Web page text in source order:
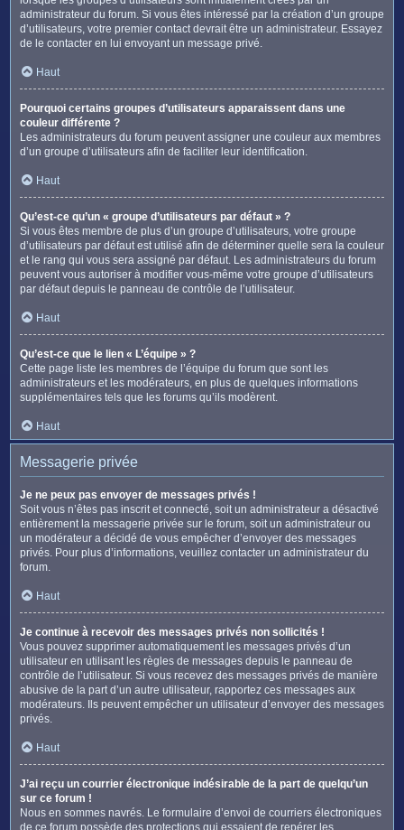
administrateur du forum. Si vous êtes intéressé par la création d’un groupe
d’utilisateurs, votre premier contact devrait être un administrateur. Essayez
de le contacter en lui envoyant un message privé.
Haut
Pourquoi certains groupes d’utilisateurs apparaissent dans une
couleur différente ?
Les administrateurs du forum peuvent assigner une couleur aux membres
d’un groupe d’utilisateurs afin de faciliter leur identification.
Haut
Qu’est-ce qu’un « groupe d’utilisateurs par défaut » ?
Si vous êtes membre de plus d’un groupe d’utilisateurs, votre groupe
d’utilisateurs par défaut est utilisé afin de déterminer quelle sera la couleur
et le rang qui vous sera assigné par défaut. Les administrateurs du forum
peuvent vous autoriser à modifier vous-même votre groupe d’utilisateurs
par défaut depuis le panneau de contrôle de l’utilisateur.
Haut
Qu’est-ce que le lien « L’équipe » ?
Cette page liste les membres de l’équipe du forum que sont les
administrateurs et les modérateurs, en plus de quelques informations
supplémentaires tels que les forums qu’ils modèrent.
Haut
Messagerie privée
Je ne peux pas envoyer de messages privés !
Soit vous n’êtes pas inscrit et connecté, soit un administrateur a désactivé
entièrement la messagerie privée sur le forum, soit un administrateur ou
un modérateur a décidé de vous empêcher d’envoyer des messages
privés. Pour plus d’informations, veuillez contacter un administrateur du
forum.
Haut
Je continue à recevoir des messages privés non sollicités !
Vous pouvez supprimer automatiquement les messages privés d’un
utilisateur en utilisant les règles de messages depuis le panneau de
contrôle de l’utilisateur. Si vous recevez des messages privés de manière
abusive de la part d’un autre utilisateur, rapportez ces messages aux
modérateurs. Ils peuvent empêcher un utilisateur d’envoyer des messages
privés.
Haut
J’ai reçu un courrier électronique indésirable de la part de quelqu’un
sur ce forum !
Nous en sommes navrés. Le formulaire d’envoi de courriers électroniques
de ce forum possède des protections qui essaient de repérer les